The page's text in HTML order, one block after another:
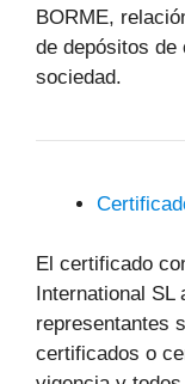
BORME,
de depósitos de
sociedad.
El certificado
International SL
representantes
certificados o